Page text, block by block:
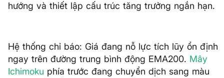
hướng và thiết lập cấu trúc tăng trưởng ngắn hạn.
Hệ thống chỉ báo: Giá đang nỗ lực tích lũy ổn định
ngay trên đường trung bình động EMA200. Mây
Ichimoku phía trước đang chuyển dịch sang màu